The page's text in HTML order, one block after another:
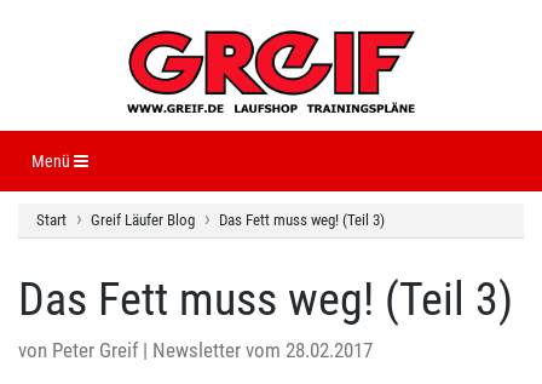
Menü Navigation ein-/ausblenden
Start Greif Läufer Blog Das Fett muss weg! (Teil 3)
Das Fett muss weg! (Teil 3)
von Peter Greif | Newsletter vom 28.02.2017